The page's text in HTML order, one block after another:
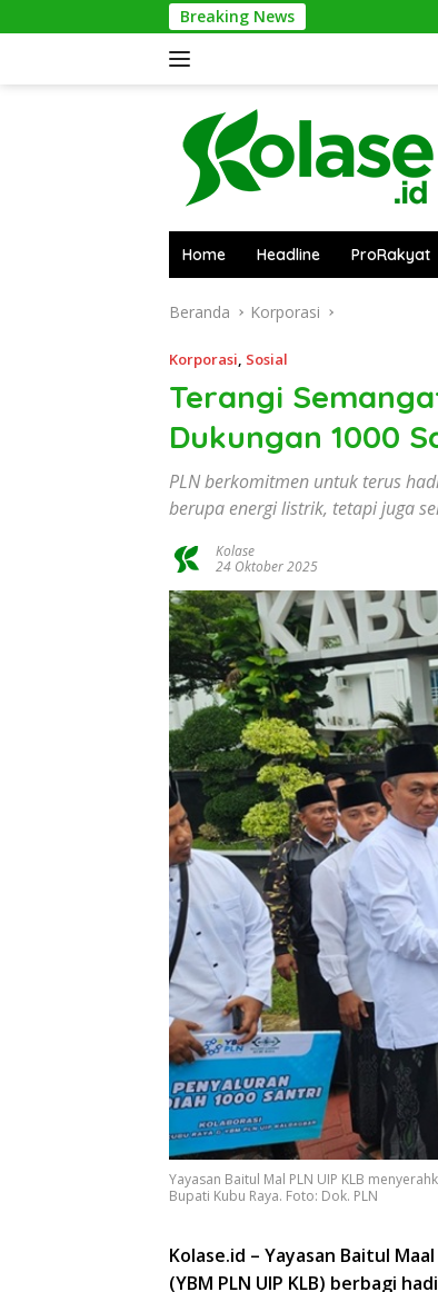
ke
Breaking News
Home Headline ProRakyat
Beranda Korporasi
Korporasi, Sosial
Terangi
Dukungan 1000
PLN berkomitmen untuk terus
berupa energi listrik, tetapi juga
Kolase
24 Oktober 2025
Yayasan Baitul Mal PLN UIP KLB
Bupati Kubu Raya. Foto: Dok. PLN
Kolase.id – Yayasan Baitul
(YBM PLN UIP KLB) berbagi